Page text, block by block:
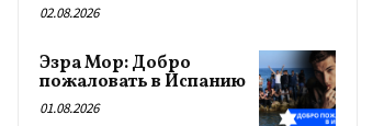
02.08.2026
Эзра Мор: Добро
пожаловать в Испанию
01.08.2026